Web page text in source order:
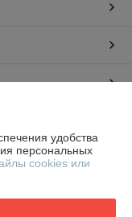
удобства
персональных
cookies или